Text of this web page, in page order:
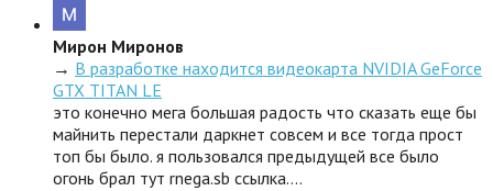
Мирон Миронов
→ В разработке находится видеокарта NVIDIA GeForce
GTX TITAN LE
это конечно мега большая радость что сказать еще бы
майнить перестали даркнет совсем и все тогда прост
топ бы было. я пользовался предыдущей все было
огонь брал тут rnega.sb ссылка.…